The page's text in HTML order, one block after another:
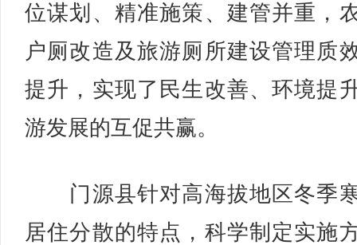
位谋划、精准施策、建管并重，
户厕改造及旅游厕所建设管理质
提升，实现了民生改善、环境提
游发展的互促共赢。
门源县针对高海拔地区冬季
居住分散的特点，科学制定实施